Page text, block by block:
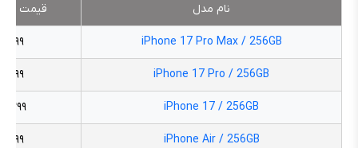
نام مدل قیمت به
iPhone 17 Pro Max / 256GB ۵,۰۹۹
iPhone 17 Pro / 256GB ۴,۶۹۹
iPhone 17 / 256GB
iPhone Air / 256GB ۴,۶۹۹